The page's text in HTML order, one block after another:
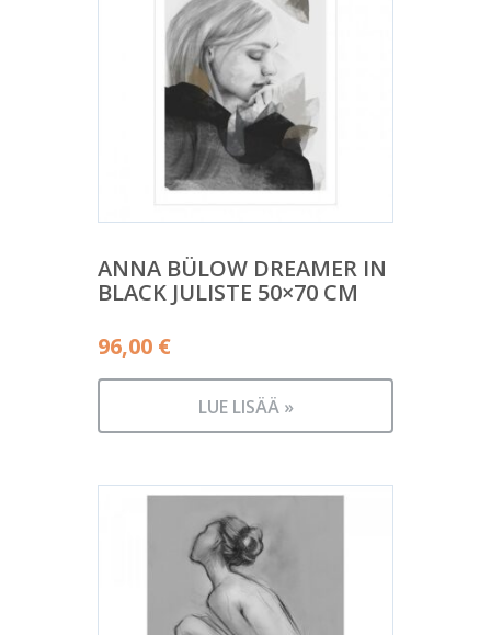
ANNA BÜLOW DREAMER IN
BLACK JULISTE 50×70 CM
96,00 €
LUE LISÄÄ »